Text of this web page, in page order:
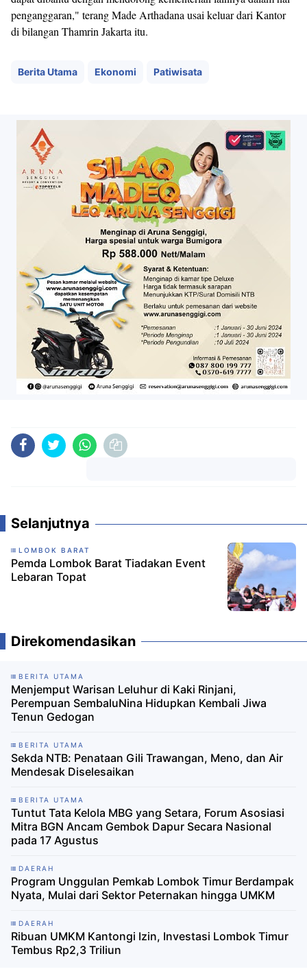
penganggaran," terang Made Arthadana usai keluar dari Kantor
di bilangan Thamrin Jakarta itu.
Berita Utama Ekonomi Patiwisata
Selanjutnya
LOMBOK BARAT
Pemda Lombok Barat Tiadakan Event
Lebaran Topat
Direkomendasikan
BERITA UTAMA
Menjemput Warisan Leluhur di Kaki Rinjani,
Perempuan SembaluNina Hidupkan Kembali Jiwa
Tenun Gedogan
BERITA UTAMA
Sekda NTB: Penataan Gili Trawangan, Meno, dan Air
Mendesak Diselesaikan
BERITA UTAMA
Tuntut Tata Kelola MBG yang Setara, Forum Asosiasi
Mitra BGN Ancam Gembok Dapur Secara Nasional
pada 17 Agustus
DAERAH
Program Unggulan Pemkab Lombok Timur Berdampak
Nyata, Mulai dari Sektor Peternakan hingga UMKM
DAERAH
Ribuan UMKM Kantongi Izin, Investasi Lombok Timur
Tembus Rp2,3 Triliun